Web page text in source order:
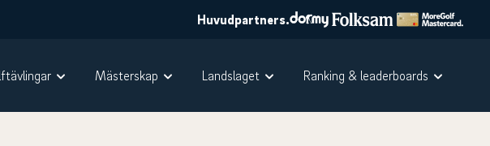
Huvudpartners.
Mästerskap Landslaget Ranking & leaderboards